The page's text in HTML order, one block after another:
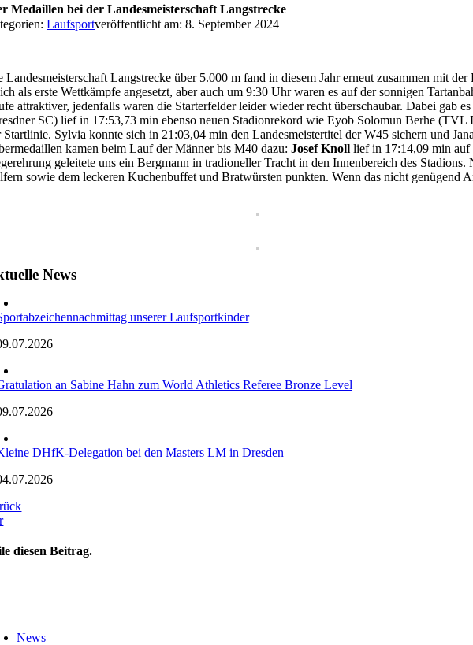
Medaillen bei der Landesmeisterschaft Langstrecke
Laufsportveröffentlicht am: 8. September 2024
Landesmeisterschaft Langstrecke über 5.000 m fand in diesem Jahr erneut zusammen mit
als erste Wettkämpfe angesetzt, aber auch um 9:30 Uhr waren es auf der sonnigen
attraktiver, jedenfalls waren die Starterfelder leider wieder recht überschaubar. Dabei
SC) lief in 17:53,73 min ebenso neuen Stadionrekord wie Eyob Solomun Berhe
Startlinie. Sylvia konnte sich in 21:03,04 min den Landesmeistertitel der W45 sichern und
kamen beim Lauf der Männer bis M40 dazu:Josef Knoll lief in 17:14,09 min
geleitete uns ein Bergmann in tradioneller Tracht in den Innenbereich des
sowie dem leckeren Kuchenbuffet und Bratwürsten punkten. Wenn das nicht genügend
News
unserer Laufsportkinder
an Sabine Hahn zum World Athletics Referee Bronze Level
DHfK-Delegation bei den Masters LM in Dresden
diesen Beitrag.
News